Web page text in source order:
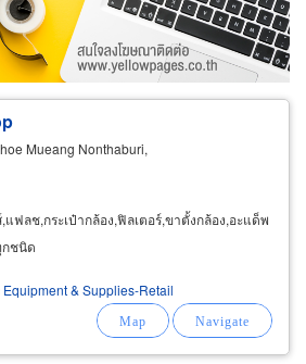
Manufacturer
Dealer
Service Business
Mueang Nonthaburi,
ฟลช,กระเป๋ากล้อง,ฟิลเตอร์,ขาตั้งกล้อง,อะแด็พ
กชนิด
& Supplies-Retail